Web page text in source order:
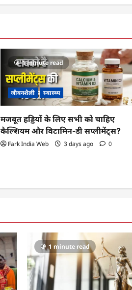
1 minute read
जीवनशैली स्वास्थ्य
मजबूत हड्डियों के लिए सभी को चाहिए
कैल्शियम और विटामिन-डी सप्लीमेंट्स?
Fark India Web 3 days ago 0
1 minute read